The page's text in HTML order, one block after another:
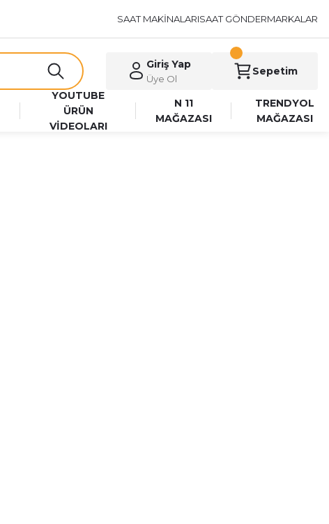
SAAT MAKİNALARISAAT GÖNDERMARKALAR
Giriş Yap
Üye Ol
Sepetim
YOUTUBE
ÜRÜN
VİDEOLARI
N 11
MAĞAZASI
TRENDYOL
MAĞAZASI